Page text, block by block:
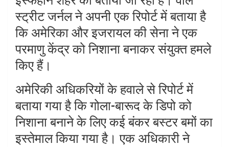
स्ट्रीट जर्नल ने अपनी एक रिपोर्ट में बताया है
कि अमेरिका और इजरायल की सेना ने एक
परमाणु केंद्र को निशाना बनाकर संयुक्त हमले
किए हैं।
अमेरिकी अधिकरियों के हवाले से रिपोर्ट में
बताया गया है कि गोला-बारूद के डिपो को
निशाना बनाने के लिए कई बंकर बस्टर बमों का
इस्तेमाल किया गया है। एक अधिकारी ने